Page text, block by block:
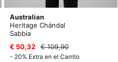
Australian
Heritage Chándal
Sabbia
€ 50,32
€ 109,90
- 20% Extra en el Carrito